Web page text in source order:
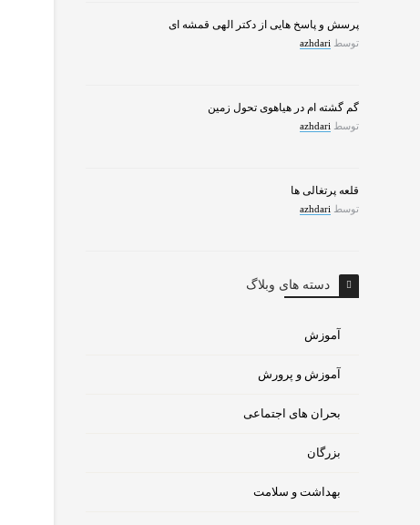
پرسش و پاسخ هایی از دکتر الهی قمشه ای
توسط azhdari
گم گشته ام در هیاهوی تحول زمین
توسط azhdari
قلعه پرتغالی ها
توسط azhdari
دسته های وبلاگ
آموزش
آموزش و پرورش
بحران های اجتماعی
بزرگان
بهداشت و سلامت